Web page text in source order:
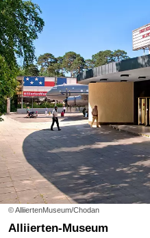
© AlliiertenMuseum/Chodan
Alliierten-Museum